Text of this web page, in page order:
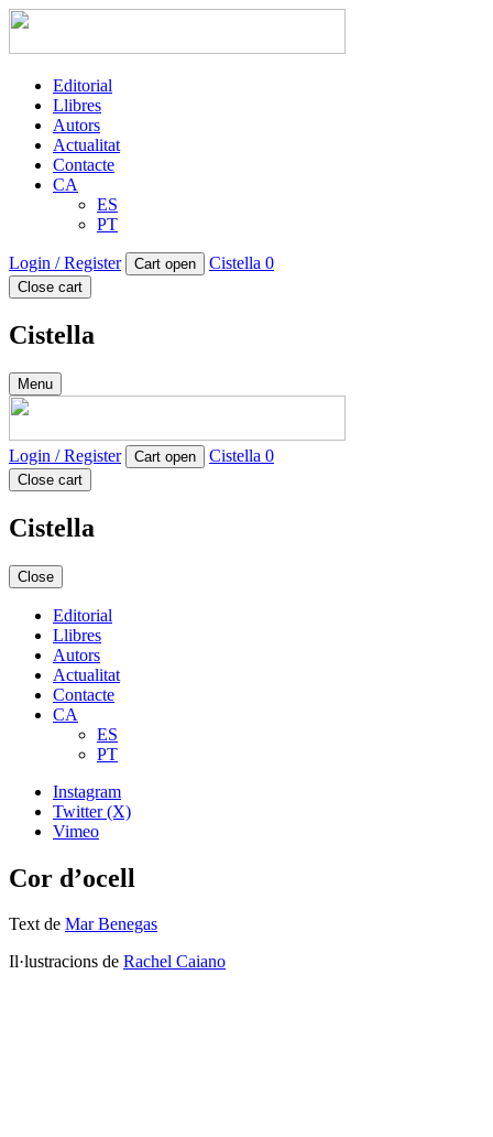
Editorial
Llibres
Autors
Actualitat
Contacte
CA
ES
PT
Login / Register Cart open Cistella 0
Close cart
Cistella
Menu
Login / Register Cart open Cistella 0
Close cart
Cistella
Close
Editorial
Llibres
Autors
Actualitat
Contacte
CA
ES
PT
Instagram
Twitter (X)
Vimeo
Cor d’ocell
Text de Mar Benegas
Il·lustracions de Rachel Caiano